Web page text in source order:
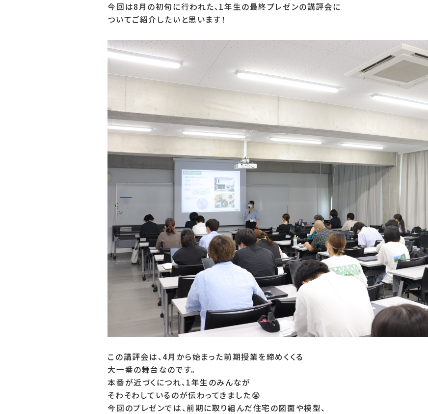
今回は8月の初旬に行われた、1年生の最終プレゼンの講評会に
ついてご紹介したいと思います！
この講評会は、4月から始まった前期授業を締めくくる
大一番の舞台なのです。
本番が近づくにつれ、1年生のみんなが
そわそわしているのが伝わってきました😭
今回のプレゼンでは、前期に取り組んだ住宅の図面や模型、